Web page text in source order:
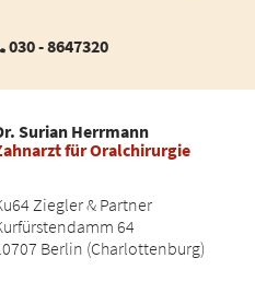
030 - 8647320
Surian Herrmann
für Oralchirurgie
Ziegler & Partner
64
Berlin (Charlottenburg)